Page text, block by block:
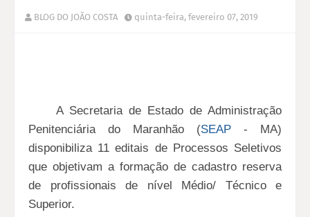
BLOG DO JOÃO COSTA quinta-feira, fevereiro 07, 2019
A Secretaria de Estado de Administração
Penitenciária do Maranhão (SEAP - MA)
disponibiliza 11 editais de Processos Seletivos
que objetivam a formação de cadastro reserva
de profissionais de nível Médio/ Técnico e
Superior.